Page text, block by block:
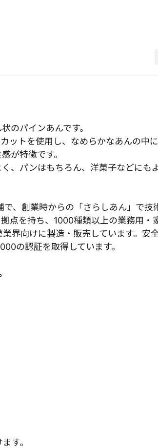
のパインあんです。
ットを使用し、なめらかなあんの中
が特徴です。
、パンはもちろん、洋菓子などにも
、創業時からの「さらしあん」で技
点を持ち、1000種類以上の業務用・
界向けに製造・販売しています。安
の認証を取得しています。
す。